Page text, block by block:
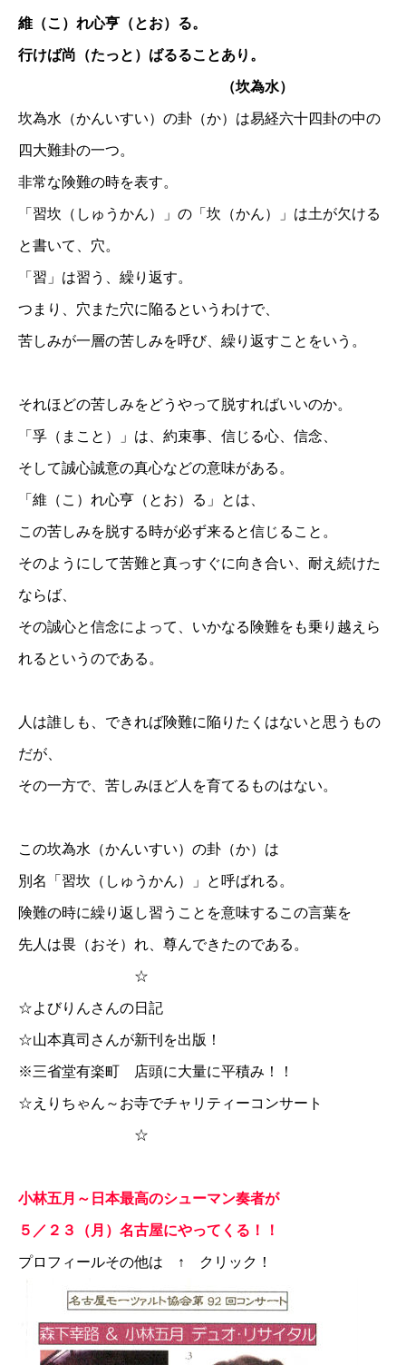
維（こ）れ心亨（とお）る。
行けば尚（たっと）ばるることあり。
（坎為水）
坎為水（かんいすい）の卦（か）は易経六十四卦の中の
四大難卦の一つ。
非常な険難の時を表す。
「習坎（しゅうかん）」の「坎（かん）」は土が欠ける
と書いて、穴。
「習」は習う、繰り返す。
つまり、穴また穴に陥るというわけで、
苦しみが一層の苦しみを呼び、繰り返すことをいう。
それほどの苦しみをどうやって脱すればいいのか。
「孚（まこと）」は、約束事、信じる心、信念、
そして誠心誠意の真心などの意味がある。
「維（こ）れ心亨（とお）る」とは、
この苦しみを脱する時が必ず来ると信じること。
そのようにして苦難と真っすぐに向き合い、耐え続けた
ならば、
その誠心と信念によって、いかなる険難をも乗り越えら
れるというのである。
人は誰しも、できれば険難に陥りたくはないと思うもの
だが、
その一方で、苦しみほど人を育てるものはない。
この坎為水（かんいすい）の卦（か）は
別名「習坎（しゅうかん）」と呼ばれる。
険難の時に繰り返し習うことを意味するこの言葉を
先人は畏（おそ）れ、尊んできたのである。
☆
☆よびりんさんの日記
☆山本真司さんが新刊を出版！
※三省堂有楽町 店頭に大量に平積み！！
☆ えりちゃん～お寺でチャリティーコンサート
☆
小林五月～日本最高のシューマン奏者が
５／２３（月）名古屋にやってくる！！
プロフィールその他は ↑ クリック！